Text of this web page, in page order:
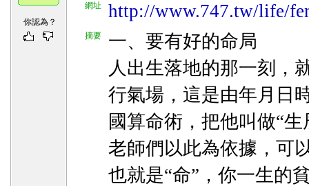
網址 http://www.747.tw/life/
摘要
一、要有好的命局
人出生落地的那一刻，
行氣場，這是由年月日
國算命術，把他叫做“
老師們以此為依據，可
也就是“命”，你一生的
你認為？